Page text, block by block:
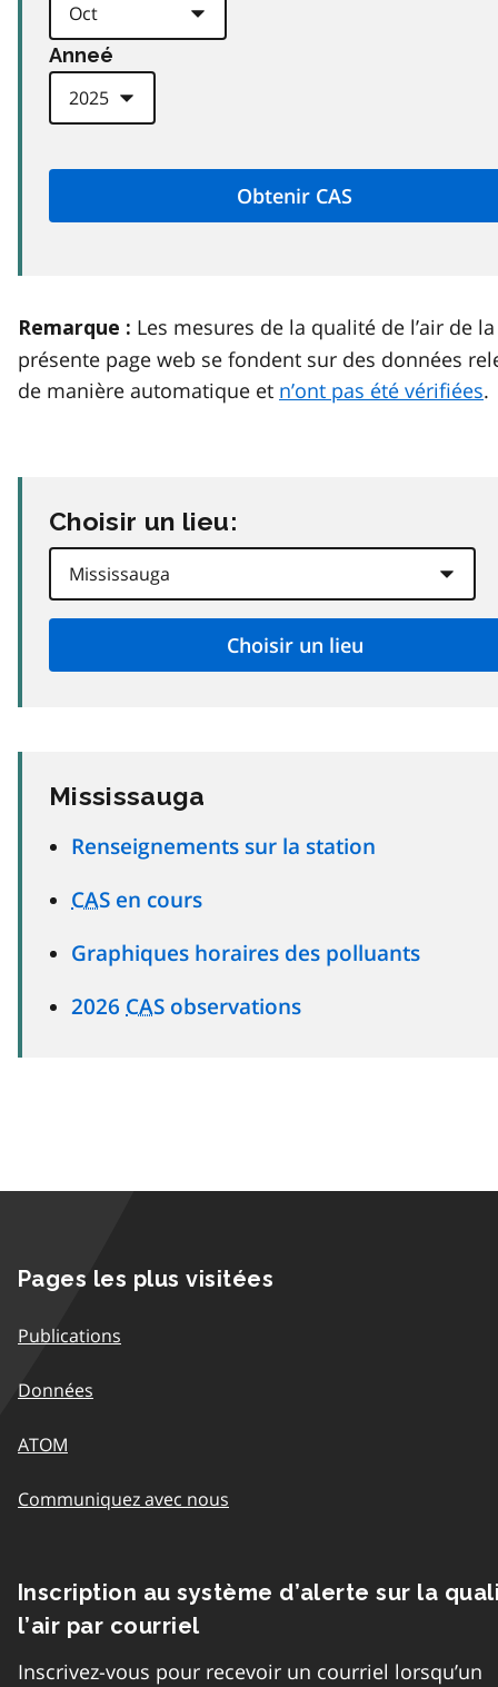
Anneé
Remarque : Les mesures de la qualité de l’air de la
présente page web se fondent sur des données
de manière automatique et n’ont pas été vérifiées.
Choisir un lieu:
Mississauga
Renseignements sur la station
CAS en cours
Graphiques horaires des polluants
2026 CAS observations
Pages les plus visitées
Publications
Données
ATOM
Communiquez avec nous
Inscription au système d’alerte sur la
l’air par courriel
Inscrivez-vous pour recevoir un courriel lorsqu’un